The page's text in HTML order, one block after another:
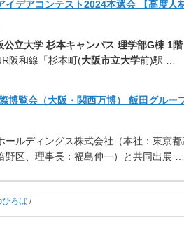
イデアコンテスト2024本選会 【高度人
公立大学 杉本キャンパス 理学部G棟 1
阪和線「杉本町(大阪市立大学前)駅 …
博覧会（大阪・関西万博） 飯田グル
ールディングス株式会社（本社：東京都
野区、 理事長：福島伸一）と共同出展 …
ひろば /